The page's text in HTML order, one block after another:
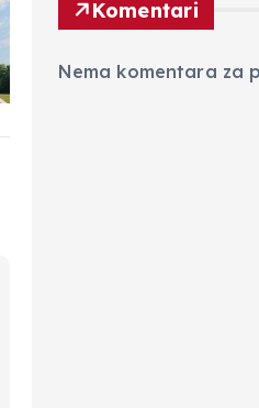
Komentari
Nema komentara za